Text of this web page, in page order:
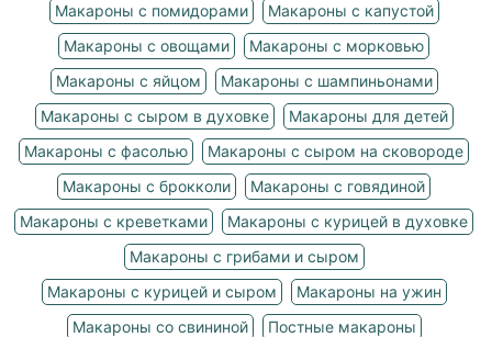
Макароны с помидорами
Макароны с капустой
Макароны с овощами
Макароны с морковью
Макароны с яйцом
Макароны с шампиньонами
Макароны с сыром в духовке
Макароны для детей
Макароны с фасолью
Макароны с сыром на сковороде
Макароны с брокколи
Макароны с говядиной
Макароны с креветками
Макароны с курицей в духовке
Макароны с грибами и сыром
Макароны с курицей и сыром
Макароны на ужин
Макароны со свининой
Постные макароны